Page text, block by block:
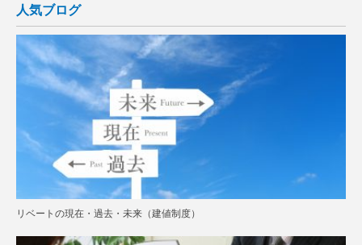
人気ブログ
リベートの現在・過去・未来（建値制度）